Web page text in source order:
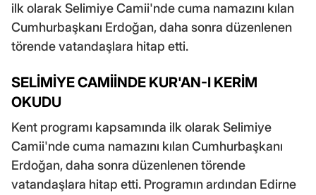
ilk olarak Selimiye Camii'nde cuma namazını kılan
Cumhurbaşkanı Erdoğan, daha sonra düzenlenen
törende vatandaşlara hitap etti.
SELİMİYE CAMİİNDE KUR'AN-I KERİM
OKUDU
Kent programı kapsamında ilk olarak Selimiye
Camii'nde cuma namazını kılan Cumhurbaşkanı
Erdoğan, daha sonra düzenlenen törende
vatandaşlara hitap etti. Programın ardından Edirne